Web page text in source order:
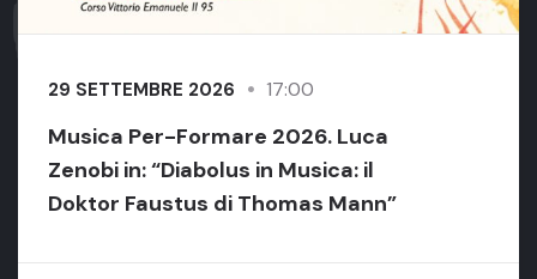
29 SETTEMBRE 2026 17:00
Musica Per-Formare 2026. Luca
Zenobi in: “Diabolus in Musica: il
Doktor Faustus di Thomas Mann”